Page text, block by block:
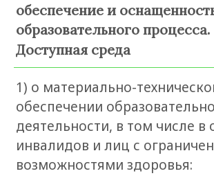
обеспечение и
образовательного процесса.
Доступная среда
1) о материально-
обеспечении
деятельности, в том числе
инвалидов и лиц с
возможностями здоровья: